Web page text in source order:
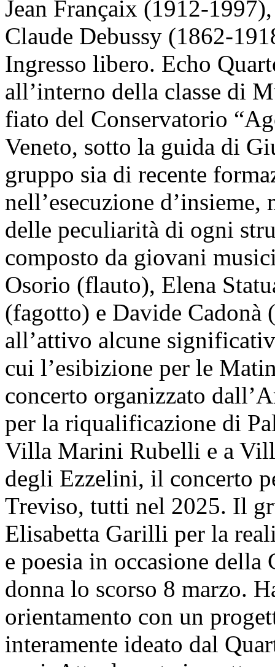
Jean Françaix (1912-
Claude Debussy (1862-
Ingresso libero. Echo
all’interno della classe di
fiato del Conservatorio
Veneto, sotto la guida di
gruppo sia di recente
nell’esecuzione
delle peculiarità di ogni
composto da giovani
Osorio (flauto), Elena
(fagotto) e Davide
all’attivo alcune
cui l’esibizione per le
concerto organizzato
per la riqualificazione di
Villa Marini Rubelli e a
degli Ezzelini, il concerto
Treviso, tutti nel 2025. Il
Elisabetta Garilli per la
e poesia in occasione
donna lo scorso 8 marzo.
orientamento con un
interamente ideato dal